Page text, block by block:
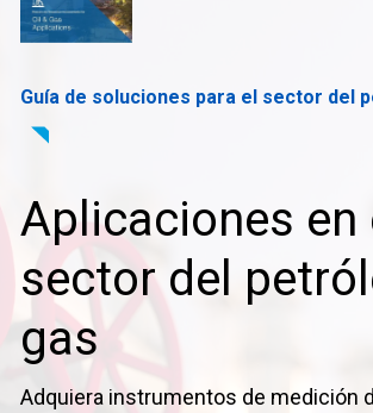
Industrias
Seleccionar región
Inicio de sesión
Guía de soluciones para el sector del
Aplicaciones en
sector del
gas
Adquiera instrumentos de medición